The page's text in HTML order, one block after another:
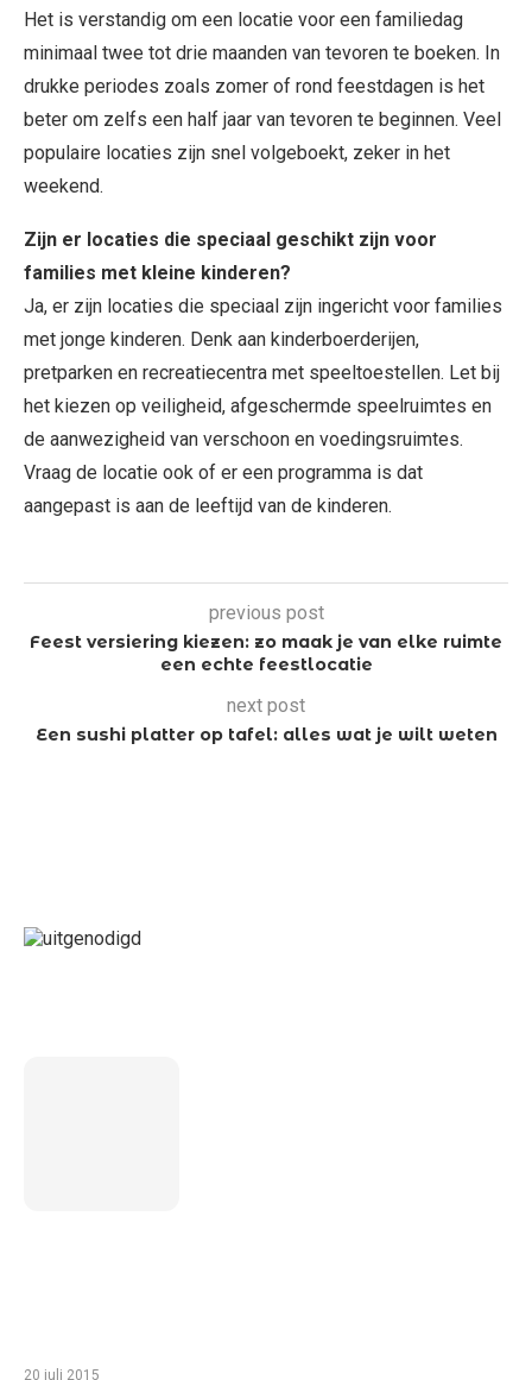
Het is verstandig om een locatie voor een familiedag
minimaal twee tot drie maanden van tevoren te boeken. In
drukke periodes zoals zomer of rond feestdagen is het
beter om zelfs een half jaar van tevoren te beginnen. Veel
populaire locaties zijn snel volgeboekt, zeker in het
weekend.
Zijn er locaties die speciaal geschikt zijn voor
families met kleine kinderen?
Ja, er zijn locaties die speciaal zijn ingericht voor families
met jonge kinderen. Denk aan kinderboerderijen,
pretparken en recreatiecentra met speeltoestellen. Let bij
het kiezen op veiligheid, afgeschermde speelruimtes en
de aanwezigheid van verschoon en voedingsruimtes.
Vraag de locatie ook of er een programma is dat
aangepast is aan de leeftijd van de kinderen.
previous post
Feest versiering kiezen: zo maak je van elke ruimte
een echte feestlocatie
next post
Een sushi platter op tafel: alles wat je wilt weten
20 juli 2015